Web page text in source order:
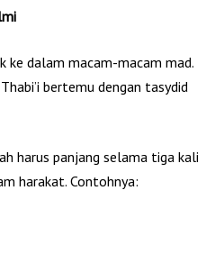
ke dalam macam-macam mad.
bertemu dengan tasydid
harus panjang selama tiga kali
harakat. Contohnya: